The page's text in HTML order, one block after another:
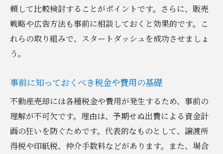
頼して比較検討することがポイントです。さらに、販売
戦略や広告方法も事前に相談しておくと効果的です。こ
れらの取り組みで、スタートダッシュを成功させましょ
う。
事前に知っておくべき税金や費用の基礎
不動産売却には各種税金や費用が発生するため、事前の
理解が不可欠です。理由は、予期せぬ出費による資金計
画の狂いを防ぐためです。代表的なものとして、譲渡所
得税や印紙税、仲介手数料などがあります。また、場合